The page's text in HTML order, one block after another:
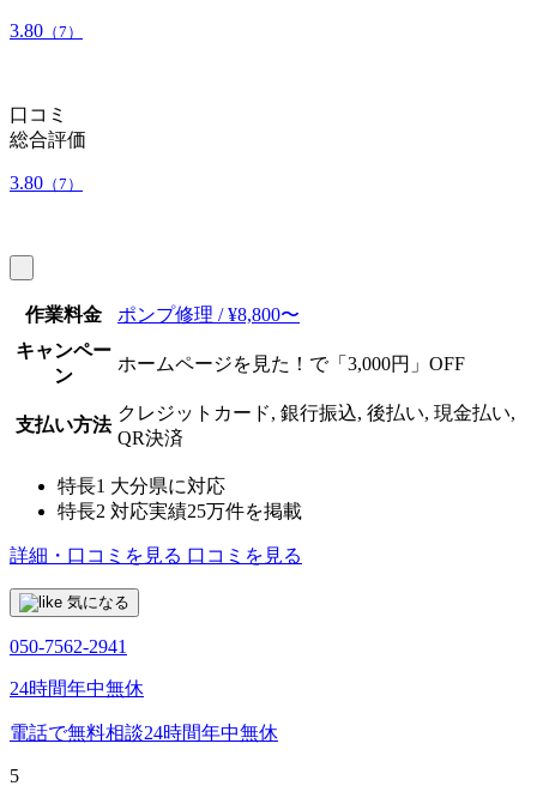
3.80 （7）
口コミ
総合評価
3.80 （7）
作業料金
ポンプ修理 / ¥8,800〜
キャンペー
ン
ホームページを見た！で「3,000円」OFF
支払い方法
クレジットカード, 銀行振込, 後払い, 現金払い,
QR決済
特長1 大分県に対応
特長2 対応実績25万件を掲載
詳細・口コミを見る 口コミを見る
気になる
050-7562-2941
24時間年中無休
電話で無料相談24時間年中無休
5